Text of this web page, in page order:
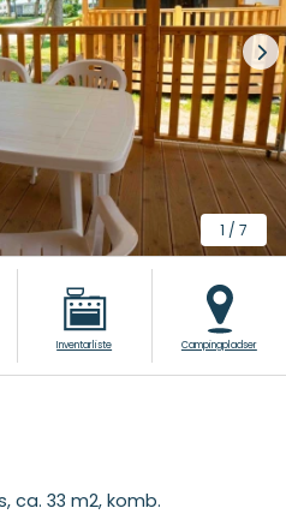
1 / 7
Inventarliste Campingpladser
ca. 33 m2, komb.